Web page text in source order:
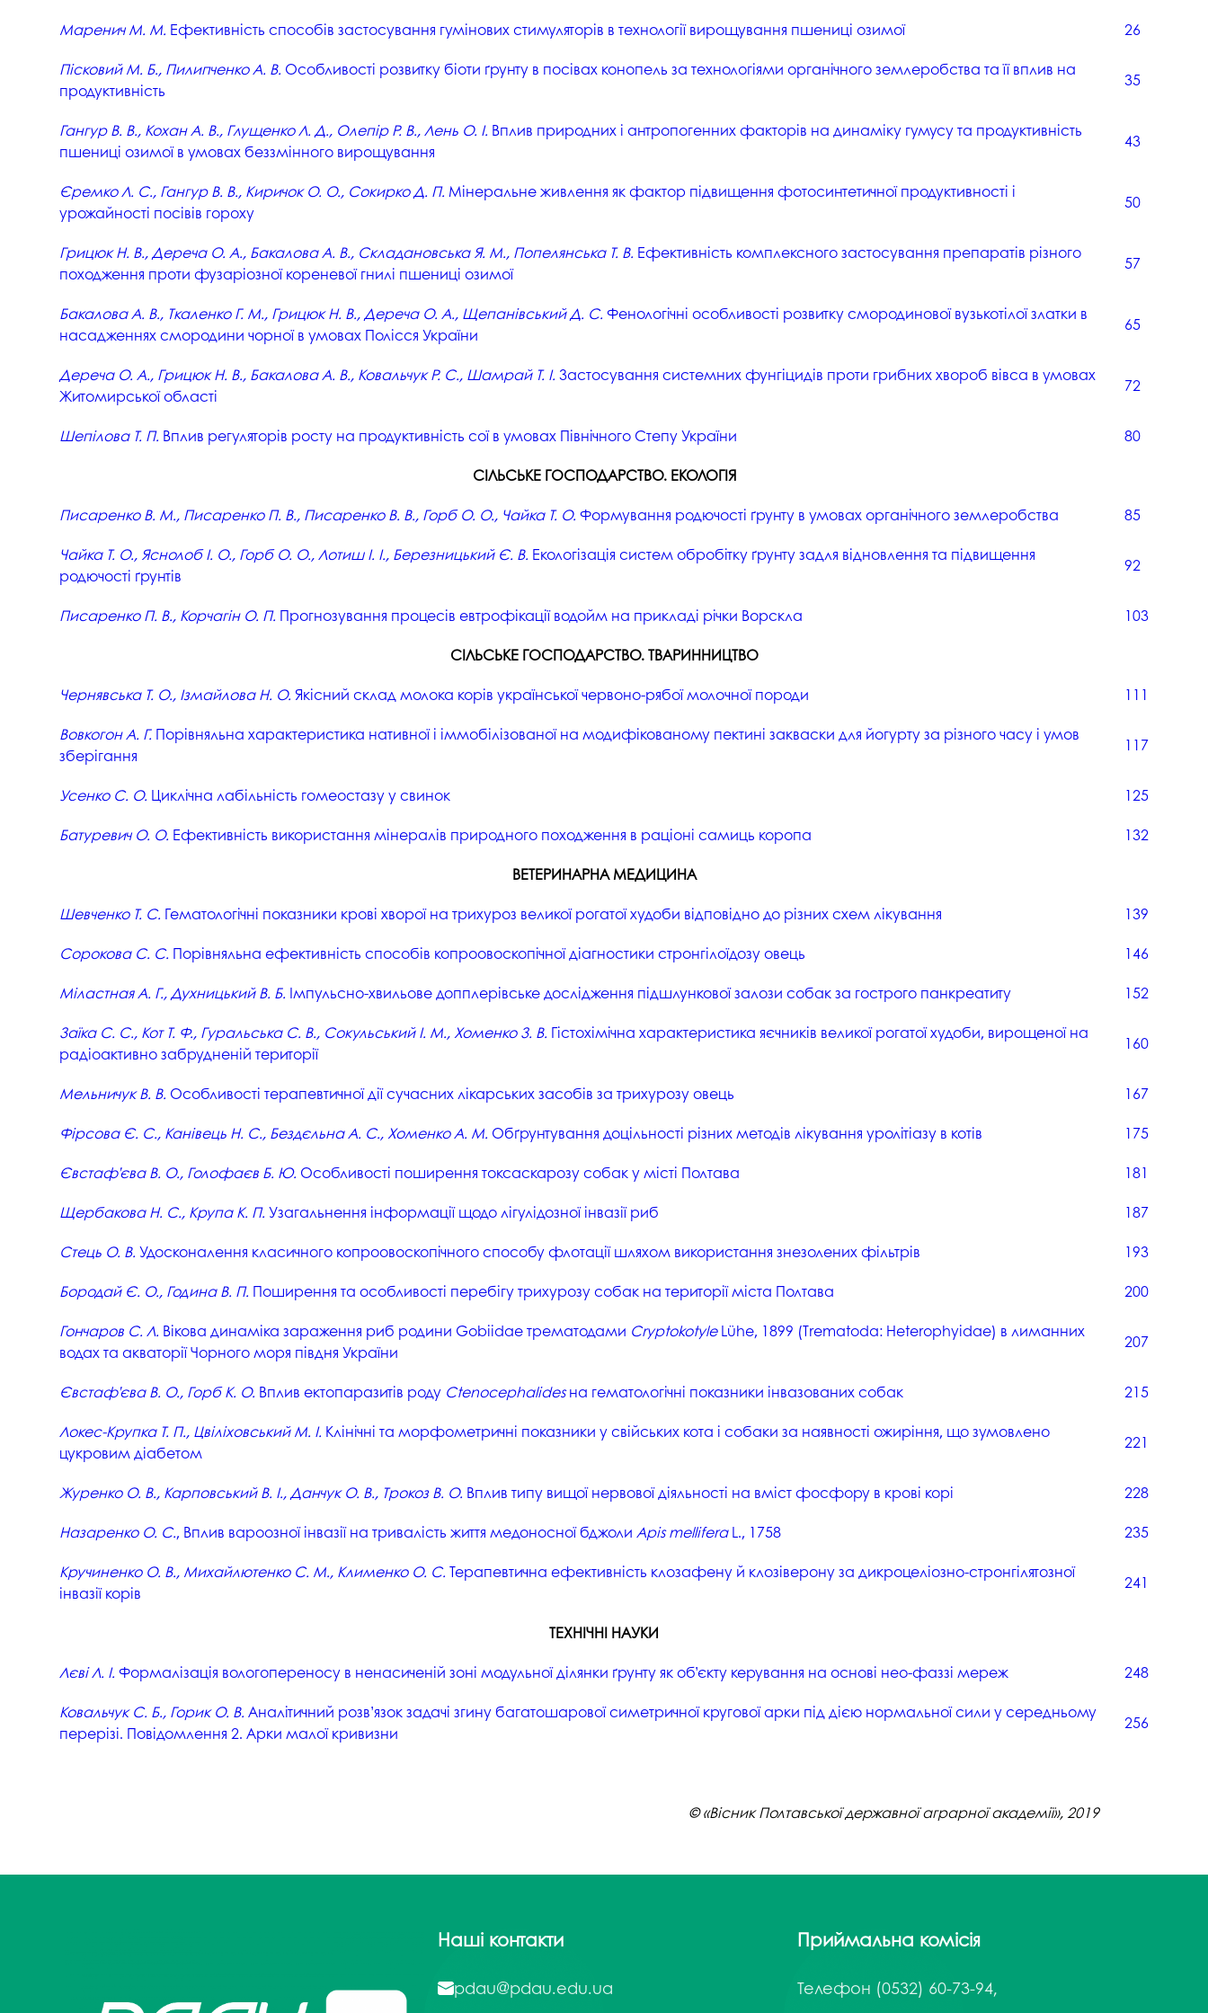
Асоціація випускників
Наші контакти
Публічна інформація
Антикорупційна діяльність
Меморіал пам'яті
4.0
Омбудсмен учасників
освітнього процесу
Студентське містечко ПДАУ
Дорадча служба
Вступні випробування 2026
Волонтерський центр "ПУЛЬС"
Студентське життя
та іміджевої діяльності
Працевлаштування
працевлаштуванню
Академічна доброчесність
Неформальна / Інформальна
освіта
Акредитація
Відділ моніторингу та забезпечення
Острівець Прогресильності ПДАУ
UniClaD: Erasmus+KA2 /
Expertise Center «MILK LOCAL
PRODUCT»
Наукові підрозділи
(лабораторії, центри)
Добровільні громадські
Спеціалізована вчена рада
Наукометричні бази
Міжнародні проєкти
Маренич М. М. Ефективність способів застосування гумінових стимуляторів в технології вирощування пшениці озимої
26
Пісковий М. Б., Пилипченко А. В. Особливості розвитку біоти ґрунту в посівах конопель за технологіями органічного землеробства та її вплив на
продуктивність
35
Гангур В. В., Кохан А. В., Глущенко Л. Д., Олепір Р. В., Лень О. І. Вплив природних і антропогенних факторів на динаміку гумусу та продуктивність
пшениці озимої в умовах беззмінного вирощування
43
Єремко Л. С., Гангур В. В., Киричок О. О., Сокирко Д. П. Мінеральне живлення як фактор підвищення фотосинтетичної продуктивності і
урожайності посівів гороху
50
Грицюк Н. В., Дереча О. А., Бакалова А. В., Складановська Я. М., Попелянська Т. В. Ефективність комплексного застосування препаратів різного
походження проти фузаріозної кореневої гнилі пшениці озимої
57
Бакалова А. В., Ткаленко Г. М., Грицюк Н. В., Дереча О. А., Щепанівський Д. С. Фенологічні особливості розвитку смородинової вузькотілої златки в
насадженнях смородини чорної в умовах Полісся України
65
Дереча О. А., Грицюк Н. В., Бакалова А. В., Ковальчук Р. С., Шамрай Т. І. Застосування системних фунгіцидів проти грибних хвороб вівса в умовах
Житомирської області
72
Шепілова Т. П. Вплив регуляторів росту на продуктивність сої в умовах Північного Степу України
80
СІЛЬСЬКЕ ГОСПОДАРСТВО. ЕКОЛОГІЯ
Писаренко В. М., Писаренко П. В., Писаренко В. В., Горб О. О., Чайка Т. О. Формування родючості ґрунту в умовах органічного землеробства
85
Чайка Т. О., Яснолоб І. О., Горб О. О., Лотиш І. І., Березницький Є. В. Екологізація систем обробітку ґрунту задля відновлення та підвищення
родючості ґрунтів
92
Писаренко П. В., Корчагін О. П. Прогнозування процесів евтрофікації водойм на прикладі річки Ворскла
103
СІЛЬСЬКЕ ГОСПОДАРСТВО. ТВАРИННИЦТВО
Чернявська Т. О., Ізмайлова Н. О. Якісний склад молока корів української червоно-рябої молочної породи
111
Вовкогон А. Г. Порівняльна характеристика нативної і іммобілізованої на модифікованому пектині закваски для йогурту за різного часу і умов
зберігання
117
Усенко С. О. Циклічна лабільність гомеостазу у свинок
125
Батуревич О. О. Ефективність використання мінералів природного походження в раціоні самиць коропа
132
ВЕТЕРИНАРНА МЕДИЦИНА
Шевченко Т. С. Гематологічні показники крові хворої на трихуроз великої рогатої худоби відповідно до різних схем лікування
139
Сорокова С. С. Порівняльна ефективність способів копроовоскопічної діагностики стронгілоїдозу овець
146
Міластная А. Г., Духницький В. Б. Імпульсно-хвильове допплерівське дослідження підшлункової залози собак за гострого панкреатиту
152
Заїка С. С., Кот Т. Ф., Гуральська С. В., Сокульський І. М., Хоменко З. В. Гістохімічна характеристика яєчників великої рогатої худоби, вирощеної на
радіоактивно забрудненій території
160
Мельничук В. В. Особливості терапевтичної дії сучасних лікарських засобів за трихурозу овець
167
Фірсова Є. С., Канівець Н. С., Бездєльна А. С., Хоменко А. М. Обґрунтування доцільності різних методів лікування уролітіазу в котів
175
Євстаф’єва В. О., Голофаєв Б. Ю. Особливості поширення токсаскарозу собак у місті Полтава
181
Щербакова Н. С., Крупа К. П. Узагальнення інформації щодо лігулідозної інвазії риб
187
Стець О. В. Удосконалення класичного копроовоскопічного способу флотації шляхом використання знезолених фільтрів
193
Бородай Є. О., Година В. П. Поширення та особливості перебігу трихурозу собак на території міста Полтава
200
Гончаров С. Л. Вікова динаміка зараження риб родини Gobiidae трематодами CryptokotyleLühe, 1899 (Trematoda: Heterophyidae) в лиманних
водах та акваторії Чорного моря півдня України
207
Євстаф’єва В. О., Горб К. О. Вплив ектопаразитів роду Ctenocephalidesна гематологічні показники інвазованих собак
215
Локес-Крупка Т. П., Цвіліховський М. І. Клінічні та морфометричні показники у свійських кота і собаки за наявності ожиріння, що зумовлено
цукровим діабетом
221
Журенко О. В., Карповський В. І., Данчук О. В., Трокоз В. О. Вплив типу вищої нервової діяльності на вміст фосфору в крові корі
228
Назаренко О. С., Вплив вароозної інвазії на тривалість життя медоносної бджоли Apis melliferaL., 1758
235
Кручиненко О. В., Михайлютенко С. М., Клименко О. С. Терапевтична ефективність клозафену й клозіверону за дикроцеліозно-стронгілятозної
інвазії корів
241
ТЕХНІЧНІ НАУКИ
Лєві Л. І. Формалізація вологопереносу в ненасиченій зоні модульної ділянки ґрунту як об’єкту керування на основі нео-фаззі мереж
248
Ковальчук С. Б., Горик О. В. Аналітичний розв’язок задачі згину багатошарової симетричної кругової арки під дією нормальної сили у середньому
перерізі. Повідомлення 2. Арки малої кривизни
256
© «Вісник Полтавської державної аграрної академії», 2019
Наші контакти
pdau@pdau.edu.ua
Приймальна комісія
Телефон (0532) 60-73-94,